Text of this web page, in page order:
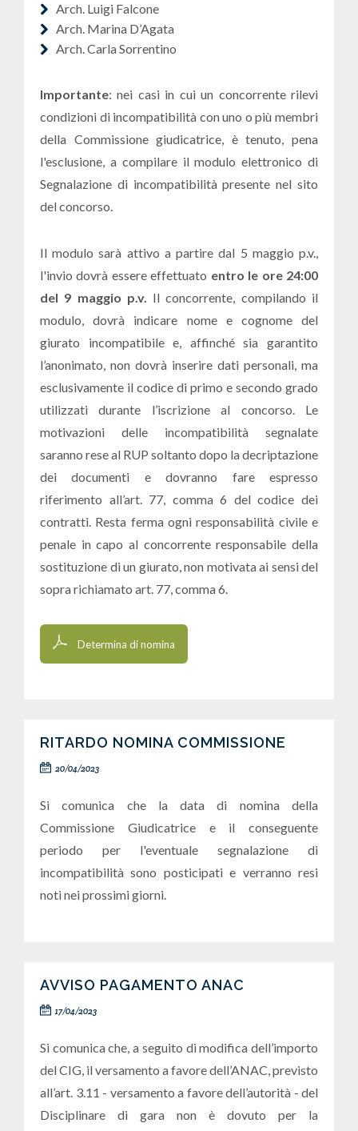
Arch. Luigi Falcone
Arch. Marina D’Agata
Arch. Carla Sorrentino
Importante: nei casi in cui un concorrente rilevi
condizioni di incompatibilità con uno o più membri
della Commissione giudicatrice, è tenuto, pena
l'esclusione, a compilare il modulo elettronico di
Segnalazione di incompatibilità presente nel sito
del concorso.
Il modulo sarà attivo a partire dal 5 maggio p.v.,
l'invio dovrà essere effettuato entro le ore 24:00
del 9 maggio p.v. Il concorrente, compilando il
modulo, dovrà indicare nome e cognome del
giurato incompatibile e, affinché sia garantito
l’anonimato, non dovrà inserire dati personali, ma
esclusivamente il codice di primo e secondo grado
utilizzati durante l’iscrizione al concorso. Le
motivazioni delle incompatibilità segnalate
saranno rese al RUP soltanto dopo la decriptazione
dei documenti e dovranno fare espresso
riferimento all’art. 77, comma 6 del codice dei
contratti. Resta ferma ogni responsabilità civile e
penale in capo al concorrente responsabile della
sostituzione di un giurato, non motivata ai sensi del
sopra richiamato art. 77, comma 6.
Determina di nomina
RITARDO NOMINA COMMISSIONE
20/04/2023
Si comunica che la data di nomina della
Commissione Giudicatrice e il conseguente
periodo per l'eventuale segnalazione di
incompatibilità sono posticipati e verranno resi
noti nei prossimi giorni.
AVVISO PAGAMENTO ANAC
17/04/2023
Si comunica che, a seguito di modifica dell’importo
del CIG, il versamento a favore dell’ANAC, previsto
all’art. 3.11 - versamento a favore dell’autorità - del
Disciplinare di gara non è dovuto per la